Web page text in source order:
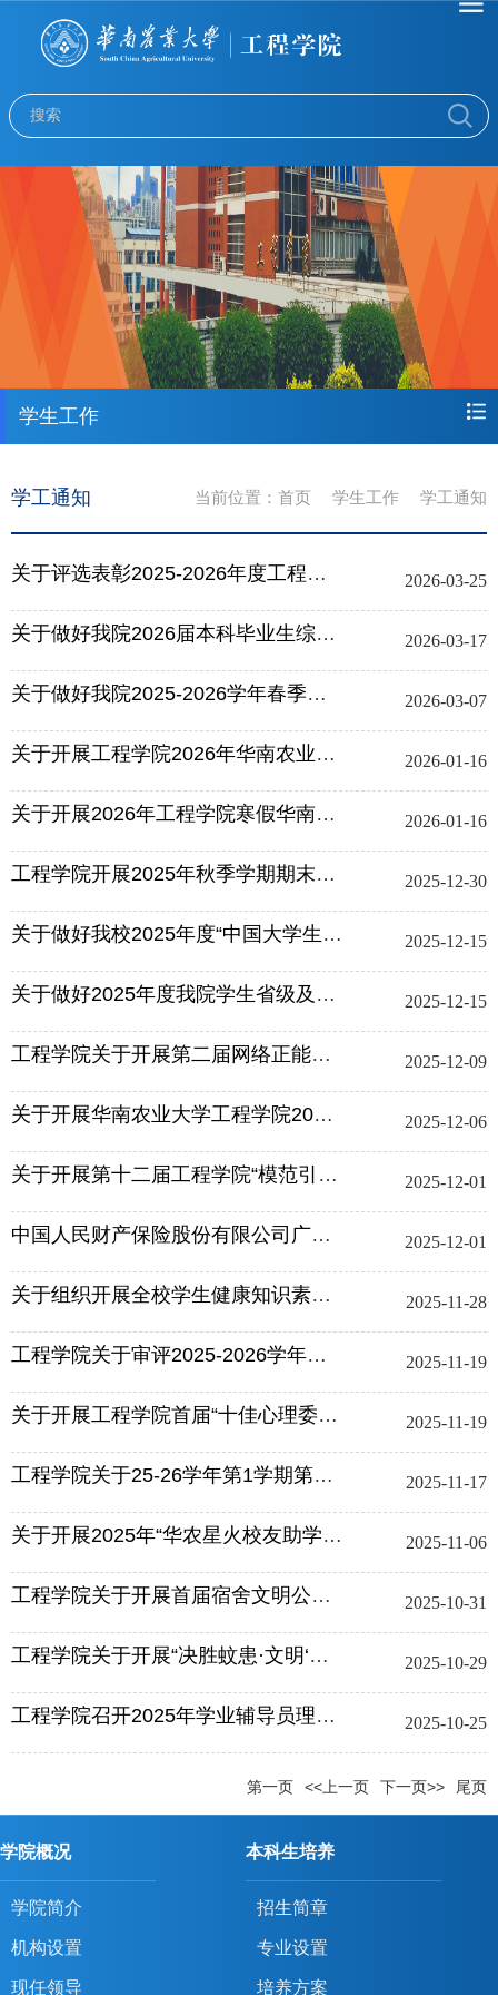
学生工作
当前位置： 首页 学生工作 学工通知
学工通知
关于评选表彰2025-2026年度工程学院共青团先进集体和先进个人的通知 2026-03-25
关于做好我院2026届本科毕业生综合测评及评优工作的通知 2026-03-17
关于做好我院2025-2026学年春季学期学生家庭经济困难认定动态调整工作的通知 2026-03-07
关于开展工程学院2026年华南农业大学寒假“三下乡·返家乡”社会实践活动的通... 2026-01-16
关于开展2026年工程学院寒假华南农业大学“万名学子乡村大调研行动”的通知 2026-01-16
工程学院开展2025年秋季学期期末实验室安全专项检查 2025-12-30
关于做好我校2025年度“中国大学生自强之星”院内推荐工作的通知 2025-12-15
关于做好2025年度我院学生省级及以上学科竞赛获奖项目申报与统计工作的通知 2025-12-15
工程学院关于开展第二届网络正能量榜样培育评选活动的通知 2025-12-09
关于开展华南农业大学工程学院2025年12月主题团日系列活动的通知 2025-12-06
关于开展第十二届工程学院“模范引领计划”评选工作的通知 2025-12-01
中国人民财产保险股份有限公司广州市分公司2025年度“人保理赔精英班”校园招... 2025-12-01
关于组织开展全校学生健康知识素养调研的通知 2025-11-28
工程学院关于审评2025-2026学年海格电气助学金的通知 2025-11-19
关于开展工程学院首届“十佳心理委员（联络员）”评选工作的通知 2025-11-19
工程学院关于25-26学年第1学期第2-8周晚归情况的通报 2025-11-17
关于开展2025年“华农星火校友助学金”评选工作的通知 2025-11-06
工程学院关于开展首届宿舍文明公约大赛的通知 2025-10-31
工程学院关于开展“决胜蚊患·文明‘寓’见”文明宿舍评比活动的通知 2025-10-29
工程学院召开2025年学业辅导员理论培训工作会议 2025-10-25
第一页 <<上一页 下一页>> 尾页
学院概况
学院简介
机构设置
现任领导
本科生培养
招生简章
专业设置
培养方案